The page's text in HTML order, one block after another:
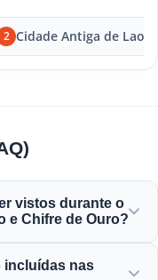
2 Cidade Antiga de
vistos durante o
e Chifre de Ouro?
Mesquita de
incluídas nas